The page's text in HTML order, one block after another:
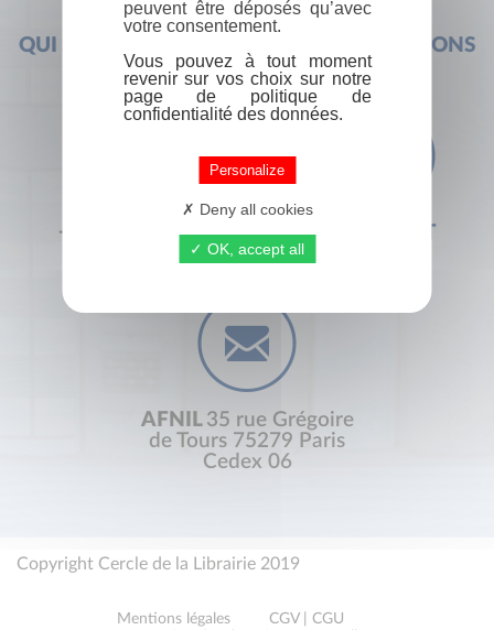
QUI SOMMES-NOUS ? FOIRE AUX QUESTIONS
+33 (0) 1 44 41 29 19 CONTACT
AFNIL 35 rue Grégoire
de Tours 75279 Paris
Cedex 06
Copyright Cercle de la Librairie 2019
Mentions légales
CGV | CGU
peuvent être déposés qu’avec
votre consentement.
Vous pouvez à tout moment
revenir sur vos choix sur notre
page de politique de
confidentialité des données.
Personalize
Deny all cookies
OK, accept all